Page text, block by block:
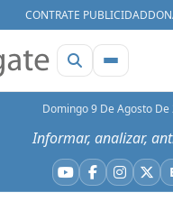
CONTRATE PUBLICIDAD
Domingo 9 De Agosto De
Informar, analizar,
YouTube
Facebook
X